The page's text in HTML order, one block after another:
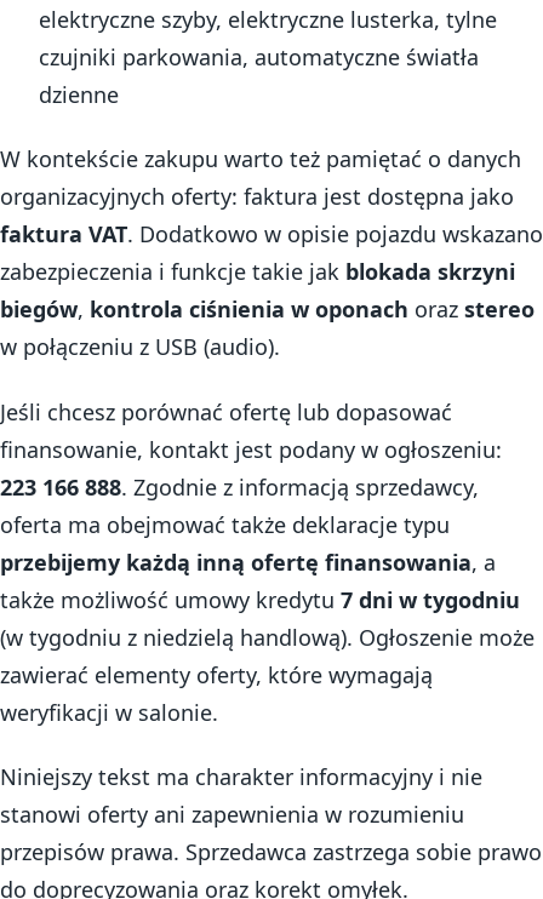
elektryczne szyby, elektryczne lusterka, tylne
czujniki parkowania, automatyczne światła
dzienne
W kontekście zakupu warto też pamiętać o danych
organizacyjnych oferty: faktura jest dostępna jako
faktura VAT. Dodatkowo w opisie pojazdu wskazano
zabezpieczenia i funkcje takie jak blokada skrzyni
biegów, kontrola ciśnienia w oponach oraz stereo
w połączeniu z USB (audio).
Jeśli chcesz porównać ofertę lub dopasować
finansowanie, kontakt jest podany w ogłoszeniu:
223 166 888. Zgodnie z informacją sprzedawcy,
oferta ma obejmować także deklaracje typu
przebijemy każdą inną ofertę finansowania, a
także możliwość umowy kredytu 7 dni w tygodniu
(w tygodniu z niedzielą handlową). Ogłoszenie może
zawierać elementy oferty, które wymagają
weryfikacji w salonie.
Niniejszy tekst ma charakter informacyjny i nie
stanowi oferty ani zapewnienia w rozumieniu
przepisów prawa. Sprzedawca zastrzega sobie prawo
do doprecyzowania oraz korekt omyłek.